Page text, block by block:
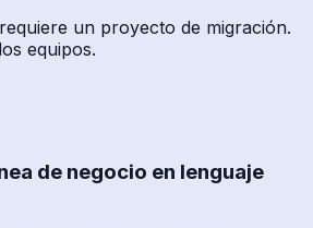
un proyecto de migración.
equipos.
de negocio en lenguaje